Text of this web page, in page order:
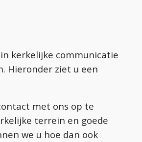
kerkelijke communicatie
Hieronder ziet u een
met ons op te
terrein en goede
we u hoe dan ook